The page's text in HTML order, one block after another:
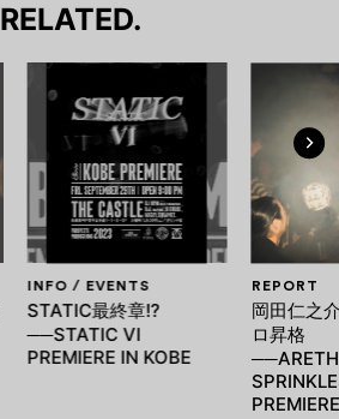
RELATED.
INFO / EVENTS
STATIC最終章!?
──STATIC VI
PREMIERE IN KOBE
REPORT
岡田仁之
ロ昇格
PREMIERE